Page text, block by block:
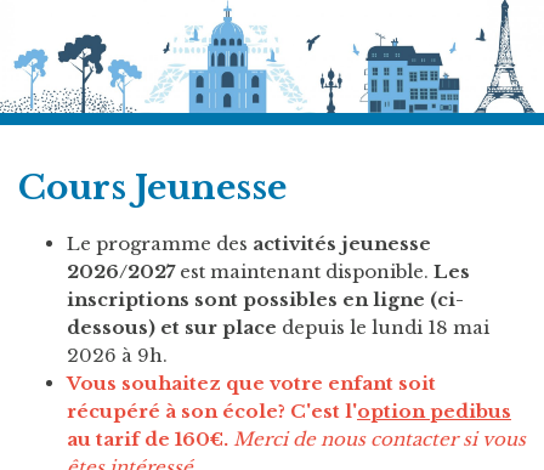
Cours Jeunesse
Le programme des activités jeunesse
2026/2027est maintenant disponible. Les
inscriptions sont possibles en ligne (ci-
dessous) et sur place depuis le lundi 18 mai
2026 à 9h.
Vous souhaitez que votre enfant soit
récupéré à son école? C'est l'option pedibus
au tarif de 160€. Merci de nous contacter si vous